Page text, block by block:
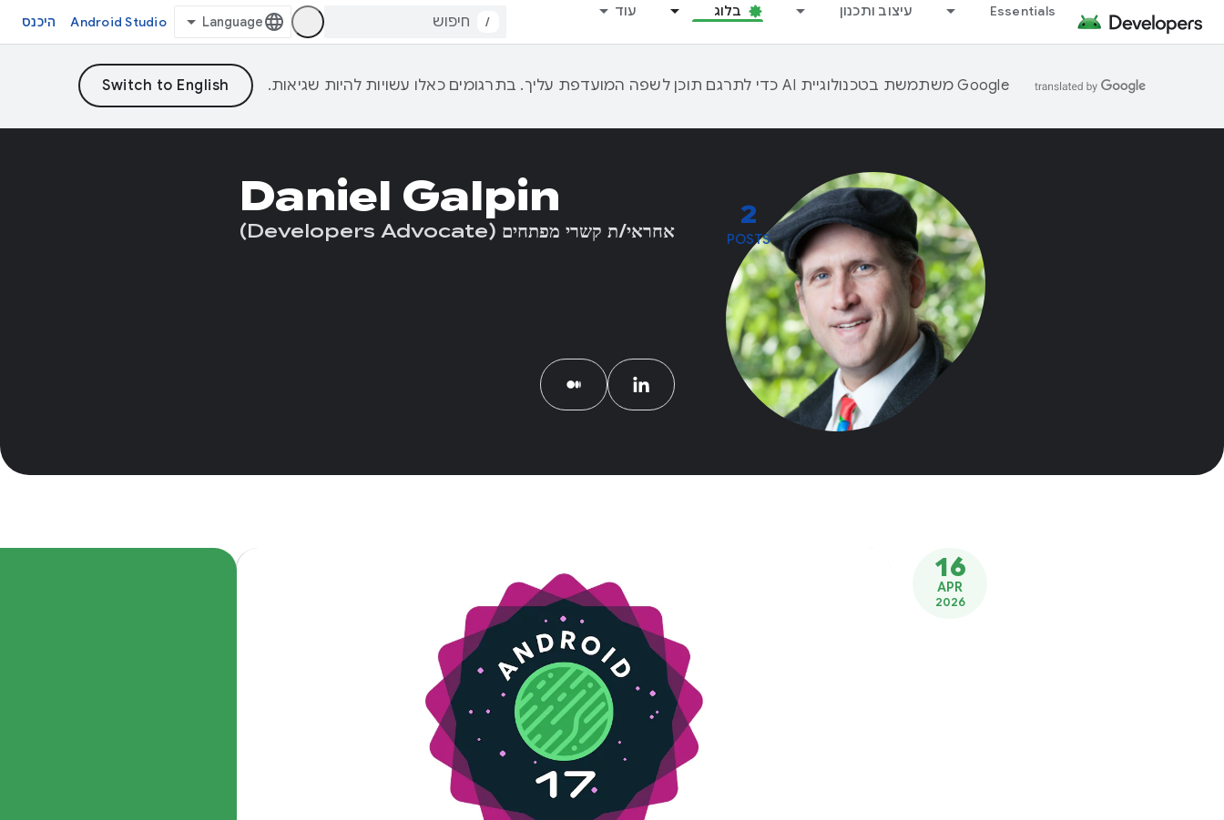
Essentials עיצוב ותכנון בלוג עוד
/
Android Studio היכנס
‫Google משתמשת בטכנולוגיית AI כדי לתרגם תוכן לשפה המועדפת עליך. בתרגומים כאלו עשויות להיות שגיאות.
2
POSTS
Daniel Galpin
אחראי/ת קשרי מפתחים (Developers Advocate)
16
APR
2026